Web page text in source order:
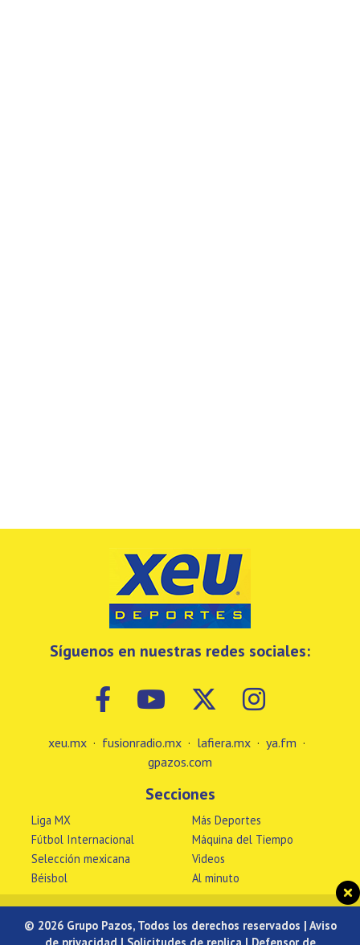
Síguenos en nuestras redes sociales:
xeu.mx · fusionradio.mx · lafiera.mx · ya.fm ·
gpazos.com
Secciones
Liga MX
Fútbol Internacional
Selección mexicana
Béisbol
Más Deportes
Máquina del Tiempo
Videos
Al minuto
© 2026 Grupo Pazos, Todos los derechos reservados | Aviso